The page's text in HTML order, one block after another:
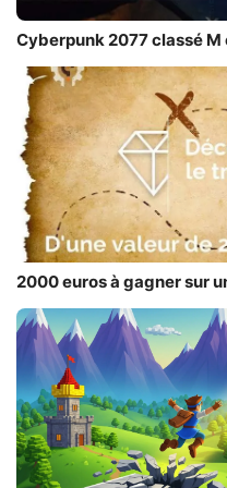
Cyberpunk 2077 classé M
2000 euros à gagner sur